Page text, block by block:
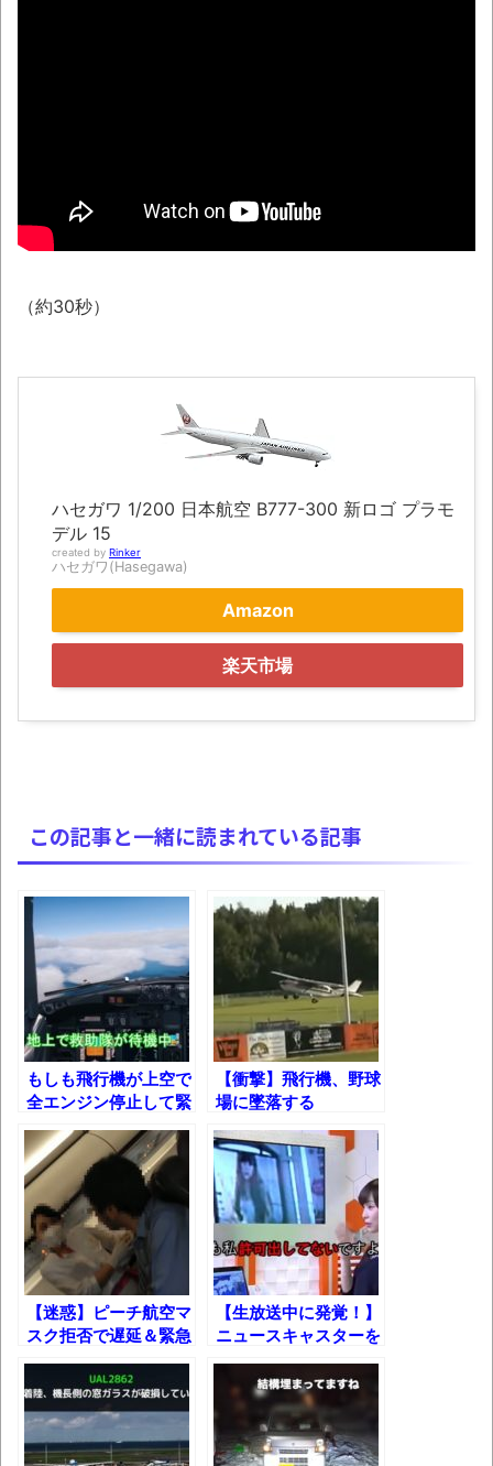
【衝撃】韓国で売っている目覚まし時計の
デザインが悪夢すぎるwww
まっぷたつに…日本レトロゲーム協会がゲー
8月26日にリメイク完結編「FF7リベレーシ
ョン」の新映像が公開！欧州gamescom 2026
凡庸な悪
お前らの身体の悩み教えてくれ
「アメリカのヤンキーがアジア人にケンカ
を売った結果ｗｗｗ」 ほか
【読書感想】山野辺太郎『いつか深い穴に
マケイン9巻＆アニメ公式ガイド感想
独学で挑んだ2026年二級建築士学科試験結
体験談：仕事で同じビルの中に入っている
グループ会社の嫁子 [ほのぼの]
葉月つばさちゃん、昔から見てるんだけど
かなりお姉さんになったね
壊れたエアコンと歌えないボク
バージョンアップ情報更新 AOMEI
Backupper Standard 8.3.0 などバージョンア
ップ
高嶋ちさ子、ダウン症の姉が暴行事件！事
件の一部始終と衝撃の結末
【呆然】北海道旅行ワイ「ウニイクラ丼特
盛で食うぞ！！！うおおおおおおお
お！！！！！」→結
果･････････････････････････････
【動画】カニ、ちょっかい出してきた陰に
ブチギレ
（約30秒）
ハセガワ 1/200 日本航空 B777-300 新ロゴ プラモ
デル 15
created by Rinker
ハセガワ(Hasegawa)
Amazon
楽天市場
この記事と一緒に読まれている記事
もしも飛行機が上空で
全エンジン停止して緊
急着陸したら……【シ
ミュレーターで再現】
【衝撃】飛行機、野球
場に墜落する
【迷惑】ピーチ航空マ
スク拒否で遅延＆緊急
着陸した時の機内の様
【生放送中に発覚！】
ニュースキャスターを
襲った衝撃の事実！